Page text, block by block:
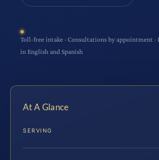
Toll-free intake · Consultations by appointment ·
in English and Spanish
At A Glance
SERVING